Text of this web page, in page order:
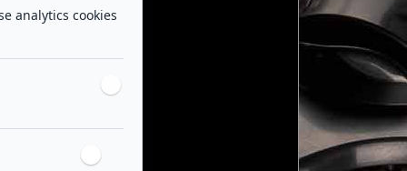
analytics cookies